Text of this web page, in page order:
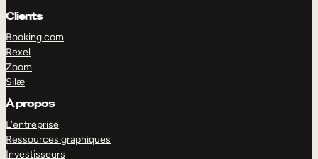
Clients
Booking.com
Rexel
Zoom
Silæ
À propos
L’entreprise
Ressources graphiques
Investisseurs